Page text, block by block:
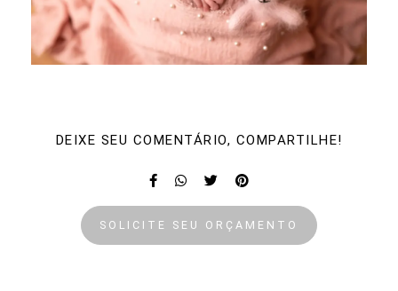
DEIXE SEU COMENTÁRIO, COMPARTILHE!
SOLICITE SEU ORÇAMENTO